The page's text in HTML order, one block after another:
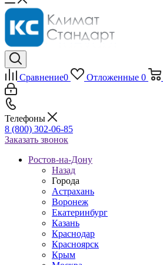
Сравнение0 Отложенные 0
Телефоны
8 (800) 302-06-85
Заказать звонок
Ростов-на-Дону
Назад
Города
Астрахань
Воронеж
Екатеринбург
Казань
Краснодар
Красноярск
Крым